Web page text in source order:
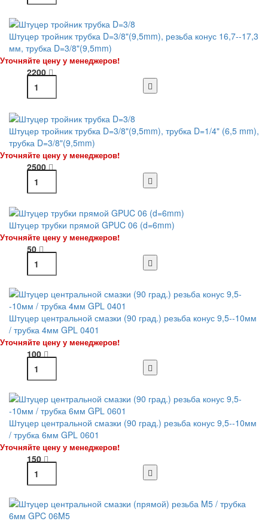
Штуцер тройник трубка D=3/8"(9,5mm), резьба конус 16,7--17,3
мм, трубка D=3/8"(9,5mm)
Уточняйте цену у менеджеров!
2200
Штуцер тройник трубка D=3/8"(9,5mm), трубка D=1/4" (6,5 mm),
трубка D=3/8"(9,5mm)
Уточняйте цену у менеджеров!
2500
Штуцер трубки прямой GPUC 06 (d=6mm)
Уточняйте цену у менеджеров!
50
Штуцер центральной смазки (90 град.) резьба конус 9,5--10мм
/ трубка 4мм GPL 0401
Уточняйте цену у менеджеров!
100
Штуцер центральной смазки (90 град.) резьба конус 9,5--10мм
/ трубка 6мм GPL 0601
Уточняйте цену у менеджеров!
150